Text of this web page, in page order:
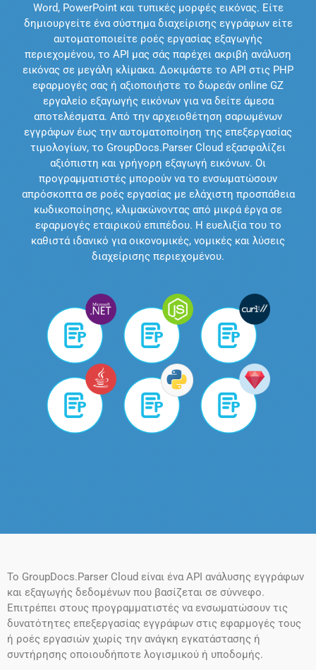
Word, PowerPoint και τυπικές μορφές εικόνας. Είτε
δημιουργείτε ένα σύστημα διαχείρισης εγγράφων είτε
αυτοματοποιείτε ροές εργασίας εξαγωγής
περιεχομένου, το API μας σάς παρέχει ακριβή ανάλυση
εικόνας σε μεγάλη κλίμακα. Δοκιμάστε το API στις PHP
εφαρμογές σας ή αξιοποιήστε το δωρεάν online GZ
εργαλείο εξαγωγής εικόνων για να δείτε άμεσα
αποτελέσματα. Από την αρχειοθέτηση σαρωμένων
εγγράφων έως την αυτοματοποίηση της επεξεργασίας
τιμολογίων, το GroupDocs.Parser Cloud εξασφαλίζει
αξιόπιστη και γρήγορη εξαγωγή εικόνων. Οι
προγραμματιστές μπορούν να το ενσωματώσουν
απρόσκοπτα σε ροές εργασίας με ελάχιστη προσπάθεια
κωδικοποίησης, κλιμακώνοντας από μικρά έργα σε
εφαρμογές εταιρικού επιπέδου. Η ευελιξία του το
καθιστά ιδανικό για οικονομικές, νομικές και λύσεις
διαχείρισης περιεχομένου.
Το GroupDocs.Parser Cloud είναι ένα API ανάλυσης εγγράφων
και εξαγωγής δεδομένων που βασίζεται σε σύννεφο.
Επιτρέπει στους προγραμματιστές να ενσωματώσουν τις
δυνατότητες επεξεργασίας εγγράφων στις εφαρμογές τους
ή ροές εργασιών χωρίς την ανάγκη εγκατάστασης ή
συντήρησης οποιουδήποτε λογισμικού ή υποδομής.